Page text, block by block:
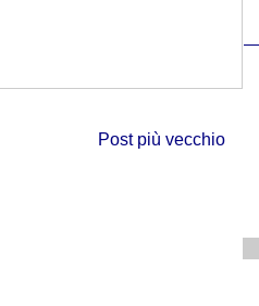
Post più vecchio